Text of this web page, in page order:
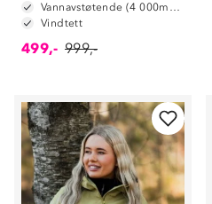
Vannavstøtende (4 000mm vannsøyle)
Vindtett
499,- 999,-